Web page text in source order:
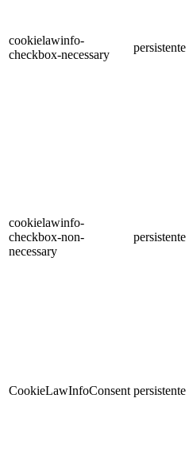
cookielawinfo-
checkbox-necessary
persistente
cookielawinfo-
checkbox-non-
necessary
persistente
CookieLawInfoConsent persistente